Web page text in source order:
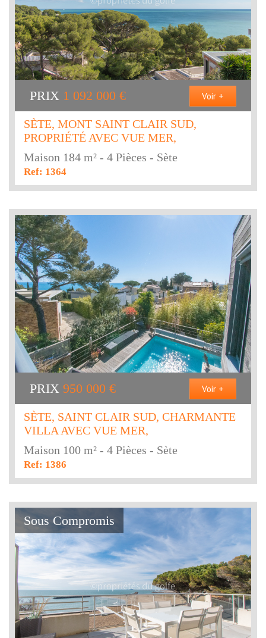
PRIX 1 092 000 € Voir +
SÈTE, MONT SAINT CLAIR SUD,
PROPRIÉTÉ AVEC VUE MER,
Maison 184 m² - 4 Pièces - Sète
Ref: 1364
PRIX 950 000 € Voir +
SÈTE, SAINT CLAIR SUD, CHARMANTE
VILLA AVEC VUE MER,
Maison 100 m² - 4 Pièces - Sète
Ref: 1386
Sous Compromis